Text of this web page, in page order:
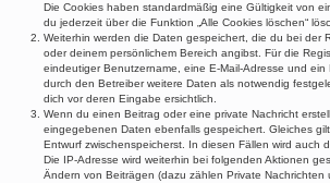
Die Cookies haben standardmäßig eine Gültigkeit von
du jederzeit über die Funktion „Alle Cookies löschen“
Weiterhin werden die Daten gespeichert, die du bei der
oder deinem persönlichem Bereich angibst. Für die
eindeutiger Benutzername, eine E-Mail-Adresse und ein
durch den Betreiber weitere Daten als notwendig
dich vor deren Eingabe ersichtlich.
Wenn du einen Beitrag oder eine private Nachricht
eingegebenen Daten ebenfalls gespeichert. Gleiches
Entwurf zwischenspeicherst. In diesen Fällen wird auch
Die IP-Adresse wird weiterhin bei folgenden Aktionen
Ändern von Beiträgen (dazu zählen Private Nachrichten